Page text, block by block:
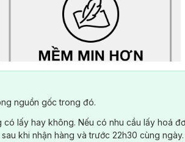
nguồn gốc trong đó.
có lấy hay không. Nếu có nhu cầu lấy hoá
khi nhận hàng và trước 22h30 cùng